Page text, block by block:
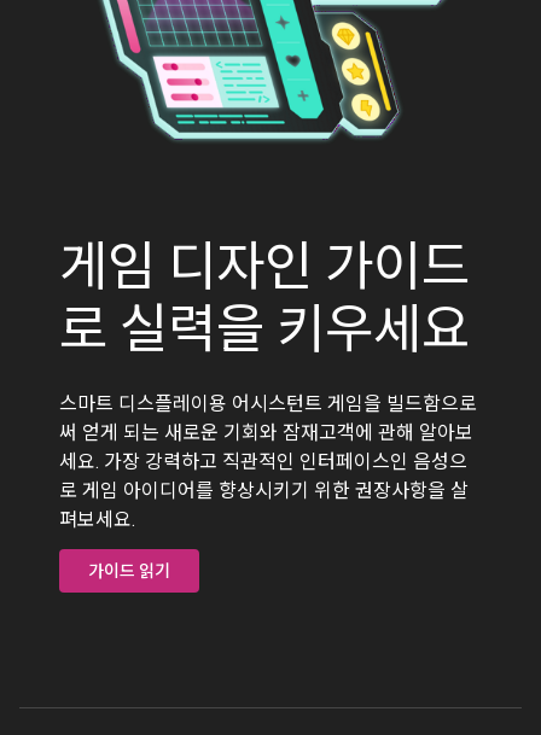
게임 디자인 가이드
로 실력을 키우세요
스마트 디스플레이용 어시스턴트 게임을 빌드함으로
써 얻게 되는 새로운 기회와 잠재고객에 관해 알아보
세요. 가장 강력하고 직관적인 인터페이스인 음성으
로 게임 아이디어를 향상시키기 위한 권장사항을 살
펴보세요.
가이드 읽기